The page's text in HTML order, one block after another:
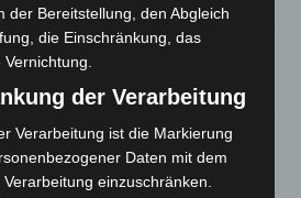
über A7 – Polizei sucht
Bagger-Unfall auf Baustelle
der Bereitstellung, den Abgleich
die Einschränkung, das
Vernichtung.
der Verarbeitung
Verarbeitung ist die Markierung
Daten mit dem
einzuschränken.